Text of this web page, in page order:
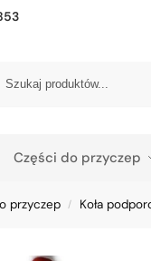
Części do przyczep
przyczep / Koła